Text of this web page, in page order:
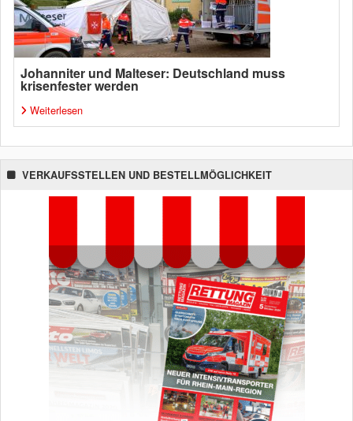
Johanniter und Malteser: Deutschland muss
krisenfester werden
Weiterlesen
VERKAUFSSTELLEN UND BESTELLMÖGLICHKEIT